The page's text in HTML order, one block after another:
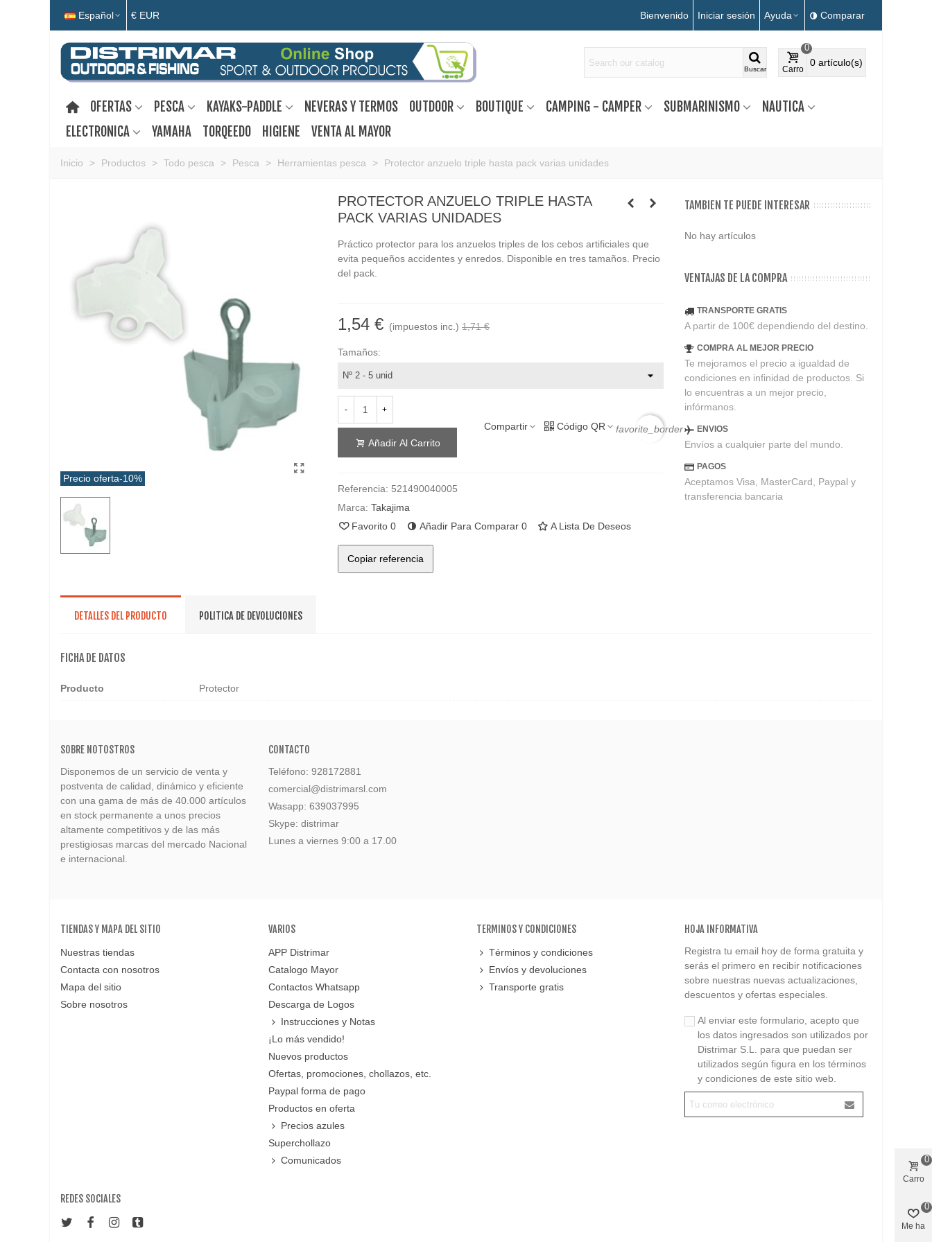
Español € EUR Bienvenido Iniciar sesión Ayuda Comparar
Buscar Carro
0
0 artículo(s)
OFERTAS PESCA KAYAKS-PADDLE NEVERAS Y TERMOS OUTDOOR BOUTIQUE CAMPING - CAMPER SUBMARINISMO
NAUTICA
ELECTRONICA
YAMAHA TORQEEDO HIGIENE VENTA AL MAYOR
Inicio > Productos > Todo pesca > Pesca > Herramientas pesca > Protector anzuelo triple hasta pack varias unidades
Precio oferta-10%
PROTECTOR ANZUELO TRIPLE HASTA
PACK VARIAS UNIDADES
Práctico protector para los anzuelos triples de los cebos artificiales que
evita pequeños accidentes y enredos. Disponible en tres tamaños. Precio
del pack.
1,54 € (impuestos inc.) 1,71 €
Tamaños:
- +
Añadir Al Carrito
Compartir Código QR favorite_border
Referencia: 521490040005
Marca: Takajima
Favorito 0 Añadir Para Comparar 0 A Lista De Deseos
Copiar referencia
TAMBIEN TE PUEDE INTERESAR
No hay artículos
VENTAJAS DE LA COMPRA
TRANSPORTE GRATIS
A partir de 100€ dependiendo del destino.
COMPRA AL MEJOR PRECIO
Te mejoramos el precio a igualdad de
condiciones en infinidad de productos. Si
lo encuentras a un mejor precio,
infórmanos.
ENVIOS
Envíos a cualquier parte del mundo.
PAGOS
Aceptamos Visa, MasterCard, Paypal y
transferencia bancaria
DETALLES DEL PRODUCTO POLITICA DE DEVOLUCIONES
FICHA DE DATOS
Producto Protector
SOBRE NOTOSTROS
Disponemos de un servicio de venta y
postventa de calidad, dinámico y eficiente
con una gama de más de 40.000 artículos
en stock permanente a unos precios
altamente competitivos y de las más
prestigiosas marcas del mercado Nacional
e internacional.
CONTACTO
Teléfono: 928172881
comercial@distrimarsl.com
Wasapp: 639037995
Skype: distrimar
Lunes a viernes 9:00 a 17.00
TIENDAS Y MAPA DEL SITIO
Nuestras tiendas
Contacta con nosotros
Mapa del sitio
Sobre nosotros
VARIOS
APP Distrimar
Catalogo Mayor
Contactos Whatsapp
Descarga de Logos
Instrucciones y Notas
¡Lo más vendido!
Nuevos productos
Ofertas, promociones, chollazos, etc.
Paypal forma de pago
Productos en oferta
Precios azules
Superchollazo
Comunicados
TERMINOS Y CONDICIONES
Términos y condiciones
Envíos y devoluciones
Transporte gratis
HOJA INFORMATIVA
Registra tu email hoy de forma gratuita y
serás el primero en recibir notificaciones
sobre nuestras nuevas actualizaciones,
descuentos y ofertas especiales.
Al enviar este formulario, acepto que
los datos ingresados son utilizados por
Distrimar S.L. para que puedan ser
utilizados según figura en los términos
y condiciones de este sitio web.
REDES SOCIALES
Carro
0
Me ha
0